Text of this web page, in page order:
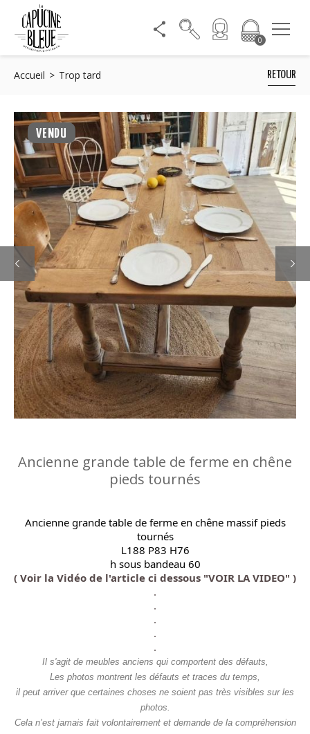
0
RETOUR
Accueil Trop tard
VENDU
Ancienne grande table de ferme en chêne
pieds tournés
Ancienne grande table de ferme en chêne massif pieds
tournés
L188 P83 H76
h sous bandeau 60
( Voir la Vidéo de l'article ci dessous "VOIR LA VIDEO" )
.
.
.
.
.
Il s'agit de meubles anciens qui comportent des défauts,
Les photos montrent les défauts et traces du temps,
il peut arriver que certaines choses ne soient pas très visibles sur les
photos.
Cela n’est jamais fait volontairement et demande de la compréhension